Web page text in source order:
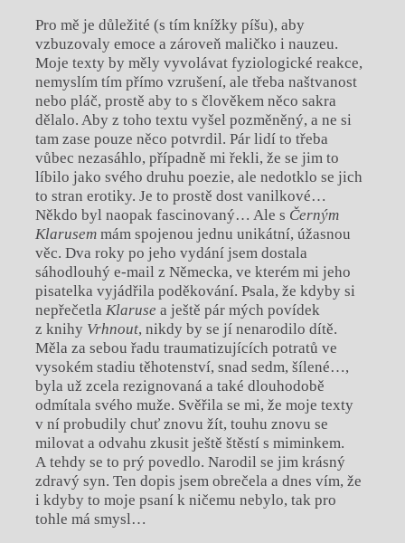
Pro mě je důležité (s tím knížky píšu), aby
vzbuzovaly emoce a zároveň maličko i nauzeu.
Moje texty by měly vyvolávat fyziologické reakce,
nemyslím tím přímo vzrušení, ale třeba naštvanost
nebo pláč, prostě aby to s člověkem něco sakra
dělalo. Aby z toho textu vyšel pozměněný, a ne si
tam zase pouze něco potvrdil. Pár lidí to třeba
vůbec nezasáhlo, případně mi řekli, že se jim to
líbilo jako svého druhu poezie, ale nedotklo se jich
to stran erotiky. Je to prostě dost vanilkové…
Někdo byl naopak fascinovaný… Ale s Černým
Klarusemmám spojenou jednu unikátní, úžasnou
věc. Dva roky po jeho vydání jsem dostala
sáhodlouhý e-mail z Německa, ve kterém mi jeho
pisatelka vyjádřila poděkování. Psala, že kdyby si
nepřečetla Klaruse a ještě pár mých povídek
z knihy Vrhnout, nikdy by se jí nenarodilo dítě.
Měla za sebou řadu traumatizujících potratů ve
vysokém stadiu těhotenství, snad sedm, šílené…,
byla už zcela rezignovaná a také dlouhodobě
odmítala svého muže. Svěřila se mi, že moje texty
v ní probudily chuť znovu žít, touhu znovu se
milovat a odvahu zkusit ještě štěstí s miminkem.
A tehdy se to prý povedlo. Narodil se jim krásný
zdravý syn. Ten dopis jsem obrečela a dnes vím, že
i kdyby to moje psaní k ničemu nebylo, tak pro
tohle má smysl…